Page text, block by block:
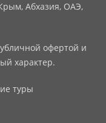
Абхазия, ОАЭ,
офертой и
характер.
туры